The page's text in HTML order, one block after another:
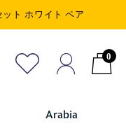
ット ホワイト ペア
0
Arabia